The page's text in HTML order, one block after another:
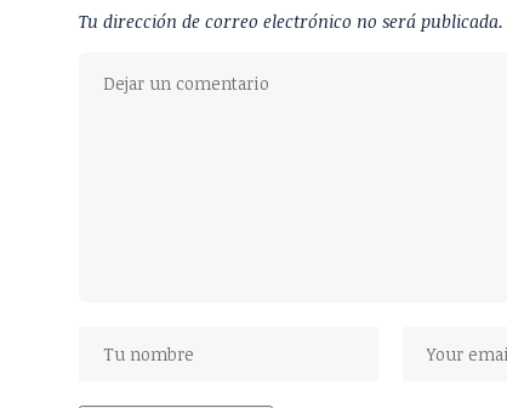
Tu dirección de correo electrónico no será publicada.